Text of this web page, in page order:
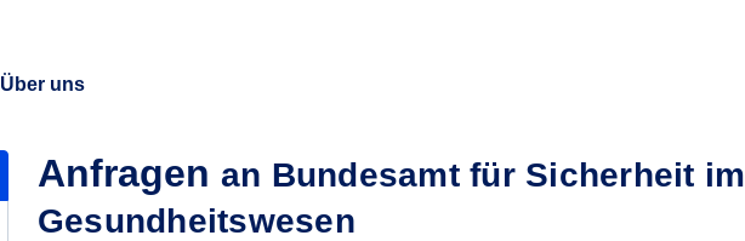
Über uns
Anfragen an Bundesamt für Sicherheit im
Gesundheitswesen